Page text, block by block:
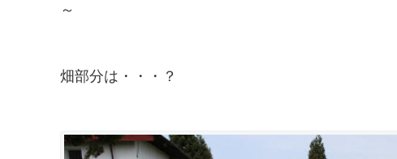
～
畑部分は・・・？